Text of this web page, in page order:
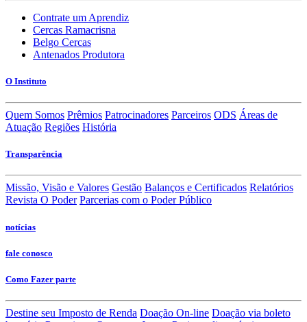
Contrate um Aprendiz
Cercas Ramacrisna
Belgo Cercas
Antenados Produtora
O Instituto
Quem Somos Prêmios Patrocinadores Parceiros ODS Áreas de
Atuação Regiões História
Transparência
Missão, Visão e Valores Gestão Balanços e Certificados Relatórios
Revista O Poder Parcerias com o Poder Público
notícias
fale conosco
Como Fazer parte
Destine seu Imposto de Renda Doação On-line Doação via boleto